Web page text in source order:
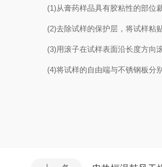
(1)从膏药样品具有胶粘性的部位
(2)去除试样的保护层，将试样粘
(3)用滚子在试样表面沿长度方向
(4)将试样的自由端与不锈钢板分